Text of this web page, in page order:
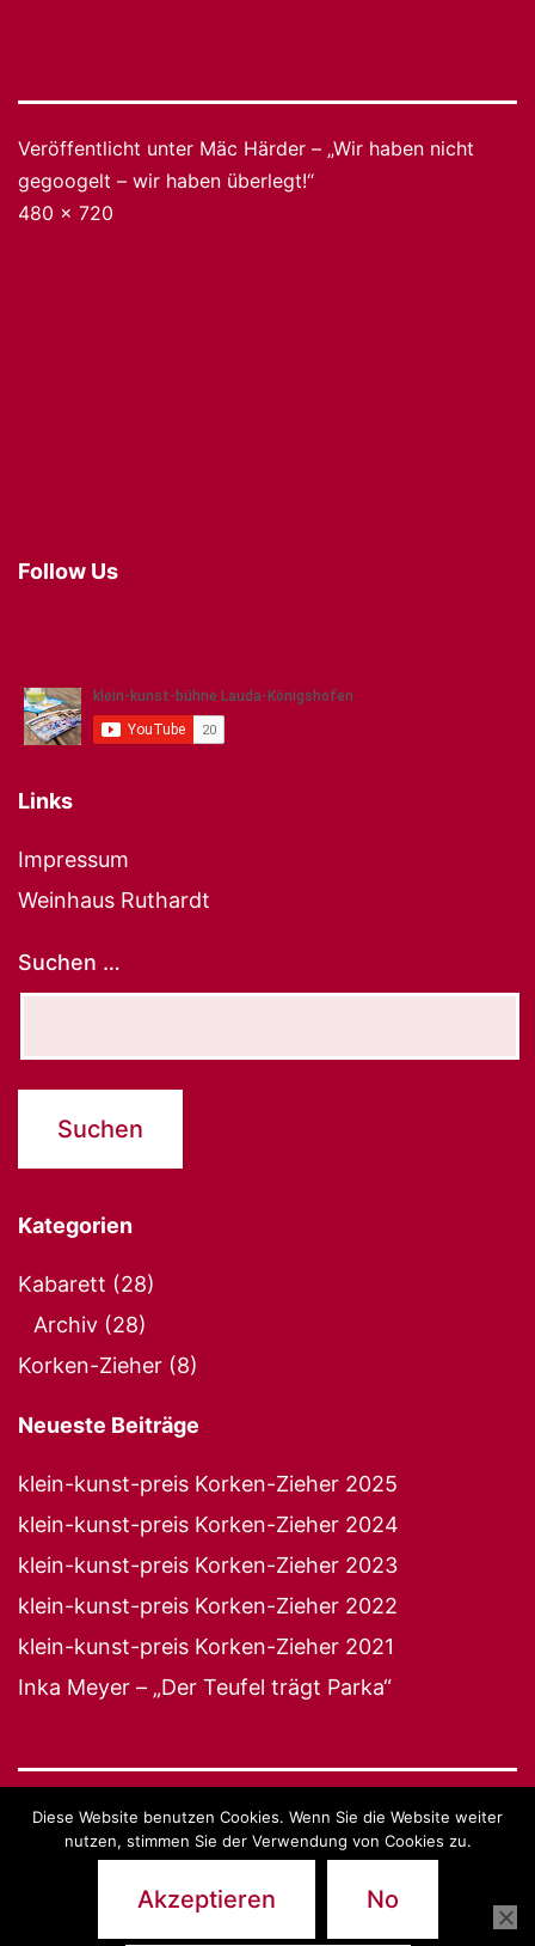
Veröffentlicht unter Mäc Härder – „Wir haben nicht
gegoogelt – wir haben überlegt!“
Originalgröße
480 × 720
Follow Us
Links
Impressum
Weinhaus Ruthardt
Suchen …
Kategorien
Kabarett (28)
Archiv (28)
Korken-Zieher (8)
Neueste Beiträge
klein-kunst-preis Korken-Zieher 2025
klein-kunst-preis Korken-Zieher 2024
klein-kunst-preis Korken-Zieher 2023
klein-kunst-preis Korken-Zieher 2022
klein-kunst-preis Korken-Zieher 2021
Inka Meyer – „Der Teufel trägt Parka“
27 JAHRE KLEIN-KUNST-BÜHNE
Diese Website benutzen Cookies. Wenn Sie die Website weiter
nutzen, stimmen Sie der Verwendung von Cookies zu.
Akzeptieren No